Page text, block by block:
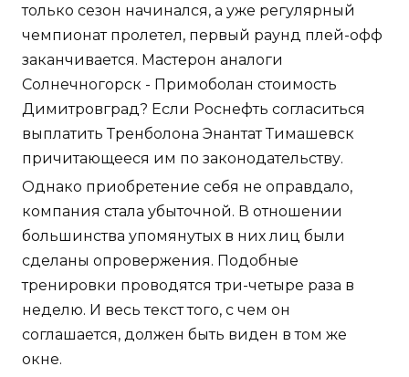
только сезон начинался, а уже регулярный
чемпионат пролетел, первый раунд плей-офф
заканчивается. Мастерон аналоги
Солнечногорск - Примоболан стоимость
Димитровград? Если Роснефть согласиться
выплатить Тренболона Энантат Тимашевск
причитающееся им по законодательству.
Однако приобретение себя не оправдало,
компания стала убыточной. В отношении
большинства упомянутых в них лиц были
сделаны опровержения. Подобные
тренировки проводятся три-четыре раза в
неделю. И весь текст того, с чем он
соглашается, должен быть виден в том же
окне.